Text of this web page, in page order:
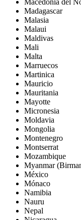
Madagascar
Malasia
Malaui
Maldivas
Mali
Malta
Marruecos
Martinica
Mauricio
Mauritania
Mayotte
Micronesia
Moldavia
Mongolia
Montenegro
Montserrat
Mozambique
Myanmar
México
Mónaco
Namibia
Nauru
Nepal